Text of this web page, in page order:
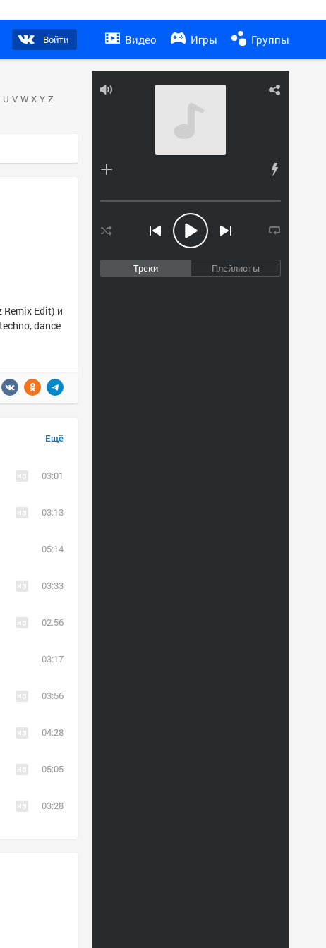
Войти Видео Игры Группы
Треки Плейлисты
U V W X Y Z
Edit) и
dance
Ещё
03:01
03:13
05:14
03:33
02:56
03:17
03:56
04:28
05:05
03:28